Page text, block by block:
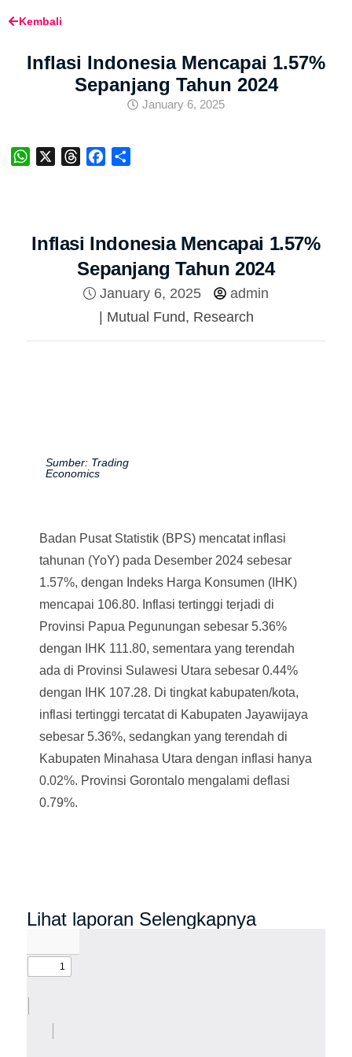
Kembali
Inflasi Indonesia Mencapai 1.57%
Sepanjang Tahun 2024
January 6, 2025
WhatsApp ThreadsFacebook
Inflasi Indonesia Mencapai 1.57%
Sepanjang Tahun 2024
January 6, 2025
admin
| Mutual Fund, Research
Sumber: Trading
Economics
Badan Pusat Statistik (BPS) mencatat inflasi
tahunan (YoY) pada Desember 2024 sebesar
1.57%, dengan Indeks Harga Konsumen (IHK)
mencapai 106.80. Inflasi tertinggi terjadi di
Provinsi Papua Pegunungan sebesar 5.36%
dengan IHK 111.80, sementara yang terendah
ada di Provinsi Sulawesi Utara sebesar 0.44%
dengan IHK 107.28. Di tingkat kabupaten/kota,
inflasi tertinggi tercatat di Kabupaten Jayawijaya
sebesar 5.36%, sedangkan yang terendah di
Kabupaten Minahasa Utara dengan inflasi hanya
0.02%. Provinsi Gorontalo mengalami deflasi
0.79%.
Lihat laporan Selengkapnya